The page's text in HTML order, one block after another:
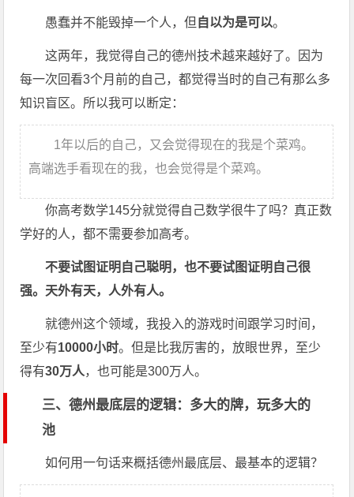
愚蠢并不能毁掉一个人，但 自以为是可以。
这两年，我觉得自己的德州技术越来越好了。因为
每一次回看3个月前的自己，都觉得当时的自己有那么多
知识盲区。所以我可以断定：
1年以后的自己，又会觉得现在的我是个菜鸡。
高端选手看现在的我，也会觉得是个菜鸡。
你高考数学145分就觉得自己数学很牛了吗？真正数
学好的人，都不需要参加高考。
不要试图证明自己聪明，也不要试图证明自己很
强。天外有天，人外有人。
就德州这个领域，我投入的游戏时间跟学习时间，
至少有10000小时。但是比我厉害的，放眼世界，至少
得有30万人，也可能是300万人。
三、德州最底层的逻辑：多大的牌，玩多大的
池
如何用一句话来概括德州最底层、最基本的逻辑？